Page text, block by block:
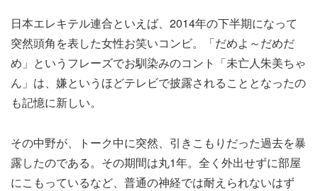
日本エレキテル連合といえば、2014年の下半期になって
突然頭角を表した女性お笑いコンビ。「だめよ～だめだ
め」というフレーズでお馴染みのコント「未亡人朱美ちゃ
ん」は、嫌というほどテレビで披露されることとなったの
も記憶に新しい。
その中野が、トーク中に突然、引きこもりだった過去を暴
露したのである。その期間は丸1年。全く外出せずに部屋
にこもっているなど、普通の神経では耐えられないはず